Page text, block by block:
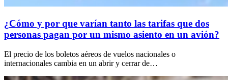
¿Cómo y por que varían tanto las tarifas que dos
personas pagan por un mismo asiento en un avión­­?
El precio de los boletos aéreos de vuelos nacionales o
internacionales cambia en un abrir y cerrar de…